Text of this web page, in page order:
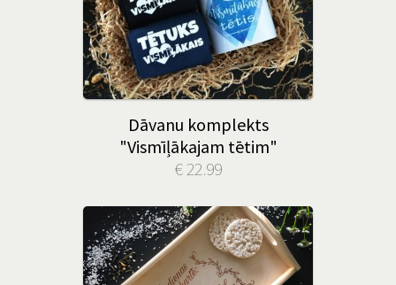
Dāvanu komplekts
"Vismīļākajam tētim"
€ 22.99